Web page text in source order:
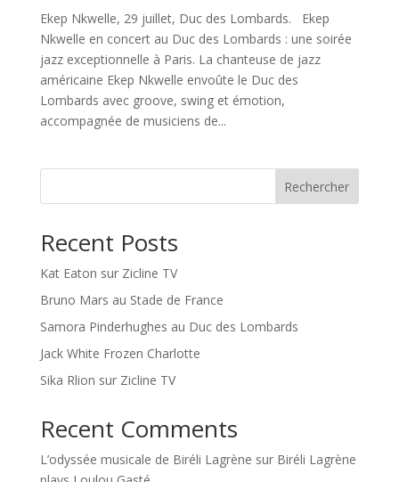
Ekep Nkwelle, 29 juillet, Duc des Lombards. Ekep
Nkwelle en concert au Duc des Lombards : une soirée
jazz exceptionnelle à Paris. La chanteuse de jazz
américaine Ekep Nkwelle envoûte le Duc des
Lombards avec groove, swing et émotion,
accompagnée de musiciens de...
Rechercher
Recent Posts
Kat Eaton sur Zicline TV
Bruno Mars au Stade de France
Samora Pinderhughes au Duc des Lombards
Jack White Frozen Charlotte
Sika Rlion sur Zicline TV
Recent Comments
L’odyssée musicale de Biréli Lagrène sur Biréli Lagrène